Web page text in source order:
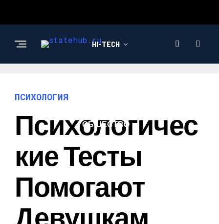
HI-TECH
ОБЩЕСТВО
ПСИХОЛОГИЯ
Психологичес
Кие Тесты
Помогают
Девушкам